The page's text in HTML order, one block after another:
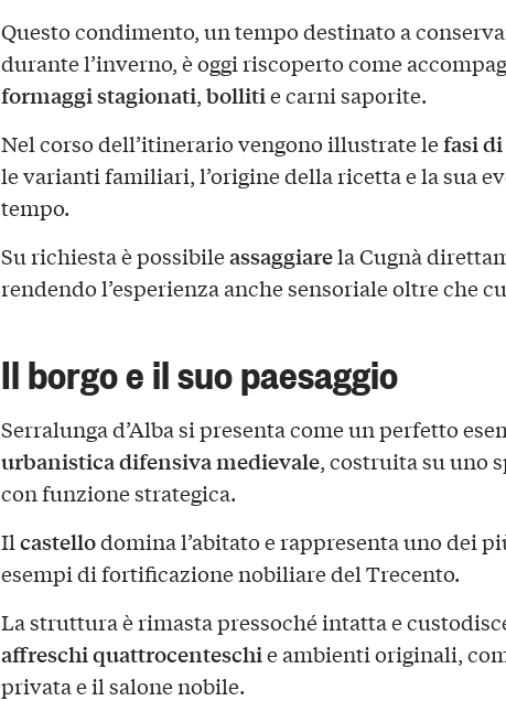
Questo condimento, un tempo destinato a
durante l’inverno, è oggi riscoperto come
formaggi stagionati,bollitie carni saporite.
Nel corso dell’itinerario vengono illustrate lefasi
le varianti familiari, l’origine della ricetta e la sua
tempo.
Su richiesta è possibileassaggiarela Cugnà
rendendo l’esperienza anche sensoriale oltre che
Il borgo e il suo paesaggio
Serralunga d’Alba si presenta come un perfetto
urbanistica difensiva medievale, costruita su uno
con funzione strategica.
Ilcastellodomina l’abitato e rappresenta uno dei
esempi di fortificazione nobiliare del Trecento.
La struttura è rimasta pressoché intatta e
affreschi quattrocenteschie ambienti originali,
privata e il salone nobile.